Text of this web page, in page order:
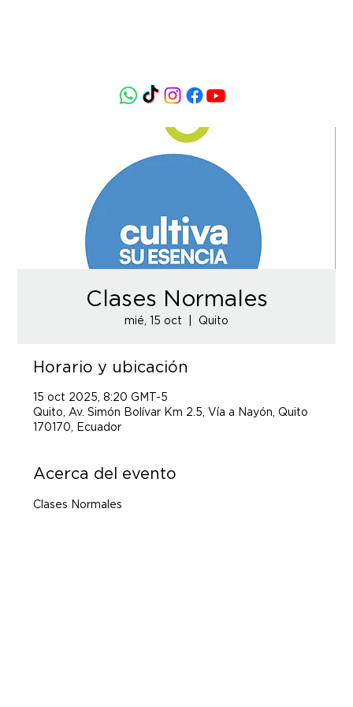
Clases Normales
mié, 15 oct Quito
Horario y ubicación
15 oct 2025, 8:20 GMT-5
Quito, Av. Simón Bolívar Km 2.5, Vía a Nayón, Quito
170170, Ecuador
Acerca del evento
Clases Normales